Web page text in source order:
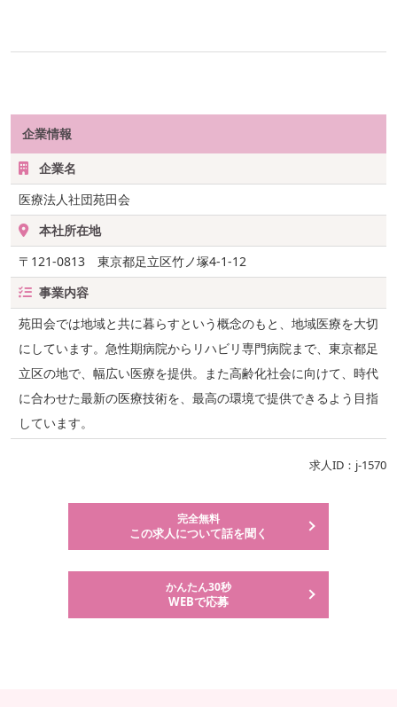
企業情報
企業名
医療法人社団苑田会
本社所在地
〒121-0813 東京都足立区竹ノ塚4-1-12
事業内容
苑田会では地域と共に暮らすという概念のもと、地域医療を大切
にしています。急性期病院からリハビリ専門病院まで、東京都足
立区の地で、幅広い医療を提供。また高齢化社会に向けて、時代
に合わせた最新の医療技術を、最高の環境で提供できるよう目指
しています。
求人ID：j-1570
完全無料
この求人について話を聞く
かんたん30秒
WEBで応募